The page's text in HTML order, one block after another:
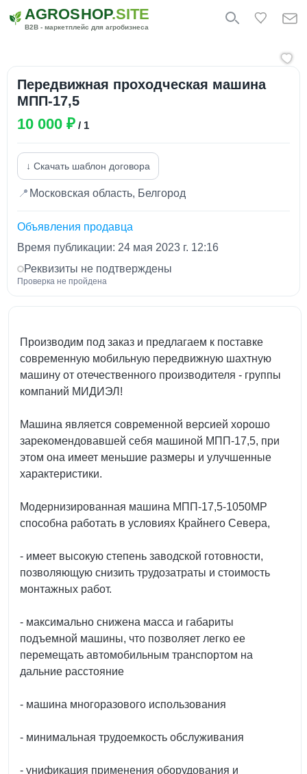
AGROSHOP.SITE
B2B - маркетплейс для агробизнеса
Передвижная проходческая машина
МПП-17,5
10 000 ₽ / 1
↓ Скачать шаблон договора
📍 Московская область, Белгород
Объявления продавца
Время публикации: 24 мая 2023 г. 12:16
Реквизиты не подтверждены
Проверка не пройдена
Производим под заказ и предлагаем к поставке
современную мобильную передвижную шахтную
машину от отечественного производителя - группы
компаний МИДИЭЛ!
Машина является современной версией хорошо
зарекомендовавшей себя машиной МПП-17,5, при
этом она имеет меньшие размеры и улучшенные
характеристики.
Модернизированная машина МПП-17,5-1050МР
способна работать в условиях Крайнего Севера,
- имеет высокую степень заводской готовности,
позволяющую снизить трудозатраты и стоимость
монтажных работ.
- максимально снижена масса и габариты
подъемной машины, что позволяет легко ее
перемещать автомобильным транспортом на
дальние расстояние
- машина многоразового использования
- минимальная трудоемкость обслуживания
- унификация применения оборудования и